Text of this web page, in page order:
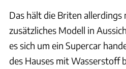
Das hält die Briten allerdings
zusätzliches Modell in
es sich um ein Supercar
des Hauses mit Wasserstoff